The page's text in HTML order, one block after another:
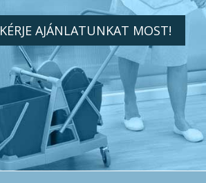
KÉRJE AJÁNLATUNKAT MOST!